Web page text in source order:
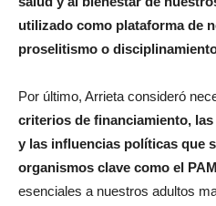
utilizado como plataforma de
proselitismo o
Por último, Arrieta consideró
criterios de financiamiento,
y las influencias políticas que
organismos clave como el
esenciales a nuestros adultos